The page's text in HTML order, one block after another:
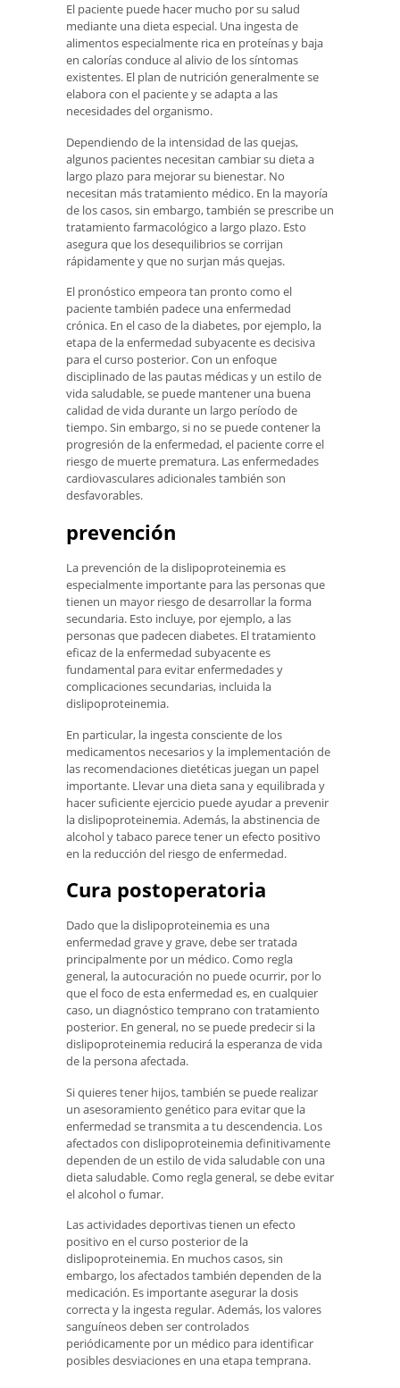
El paciente puede hacer mucho por su salud
mediante una dieta especial. Una ingesta de
alimentos especialmente rica en proteínas y baja
en calorías conduce al alivio de los síntomas
existentes. El plan de nutrición generalmente se
elabora con el paciente y se adapta a las
necesidades del organismo.
Dependiendo de la intensidad de las quejas,
algunos pacientes necesitan cambiar su dieta a
largo plazo para mejorar su bienestar. No
necesitan más tratamiento médico. En la mayoría
de los casos, sin embargo, también se prescribe un
tratamiento farmacológico a largo plazo. Esto
asegura que los desequilibrios se corrijan
rápidamente y que no surjan más quejas.
El pronóstico empeora tan pronto como el
paciente también padece una enfermedad
crónica. En el caso de la diabetes, por ejemplo, la
etapa de la enfermedad subyacente es decisiva
para el curso posterior. Con un enfoque
disciplinado de las pautas médicas y un estilo de
vida saludable, se puede mantener una buena
calidad de vida durante un largo período de
tiempo. Sin embargo, si no se puede contener la
progresión de la enfermedad, el paciente corre el
riesgo de muerte prematura. Las enfermedades
cardiovasculares adicionales también son
desfavorables.
prevención
La prevención de la dislipoproteinemia es
especialmente importante para las personas que
tienen un mayor riesgo de desarrollar la forma
secundaria. Esto incluye, por ejemplo, a las
personas que padecen diabetes. El tratamiento
eficaz de la enfermedad subyacente es
fundamental para evitar enfermedades y
complicaciones secundarias, incluida la
dislipoproteinemia.
En particular, la ingesta consciente de los
medicamentos necesarios y la implementación de
las recomendaciones dietéticas juegan un papel
importante. Llevar una dieta sana y equilibrada y
hacer suficiente ejercicio puede ayudar a prevenir
la dislipoproteinemia. Además, la abstinencia de
alcohol y tabaco parece tener un efecto positivo
en la reducción del riesgo de enfermedad.
Cura postoperatoria
Dado que la dislipoproteinemia es una
enfermedad grave y grave, debe ser tratada
principalmente por un médico. Como regla
general, la autocuración no puede ocurrir, por lo
que el foco de esta enfermedad es, en cualquier
caso, un diagnóstico temprano con tratamiento
posterior. En general, no se puede predecir si la
dislipoproteinemia reducirá la esperanza de vida
de la persona afectada.
Si quieres tener hijos, también se puede realizar
un asesoramiento genético para evitar que la
enfermedad se transmita a tu descendencia. Los
afectados con dislipoproteinemia definitivamente
dependen de un estilo de vida saludable con una
dieta saludable. Como regla general, se debe evitar
el alcohol o fumar.
Las actividades deportivas tienen un efecto
positivo en el curso posterior de la
dislipoproteinemia. En muchos casos, sin
embargo, los afectados también dependen de la
medicación. Es importante asegurar la dosis
correcta y la ingesta regular. Además, los valores
sanguíneos deben ser controlados
periódicamente por un médico para identificar
posibles desviaciones en una etapa temprana.